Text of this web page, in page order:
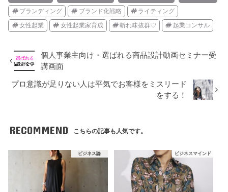
ブランディング ブランド化戦略 ライティング
女性起業 女性起業家育成 斬れ味抜群♡ 起業コンサル
個人事業主向け・選ばれる商品設計動画セミナー受
講画面
プロ意識が足りない人は平気でお客様をミスリード
をする！
RECOMMEND こちらの記事も人気です。
ビジネス論 ビジネスマインド